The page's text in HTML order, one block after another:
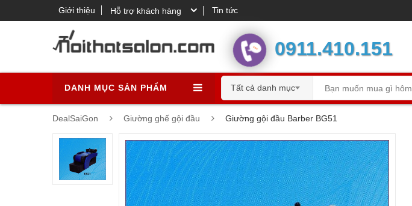
Giới thiệu Hỗ trợ khách hàng Tin tức
0911.410.151
DANH MỤC SẢN PHẨM Tất cả danh mục
DealSaiGon Giường ghế gội đầu Giường gội đầu Barber BG51